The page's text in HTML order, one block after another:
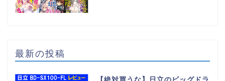
最新の投稿